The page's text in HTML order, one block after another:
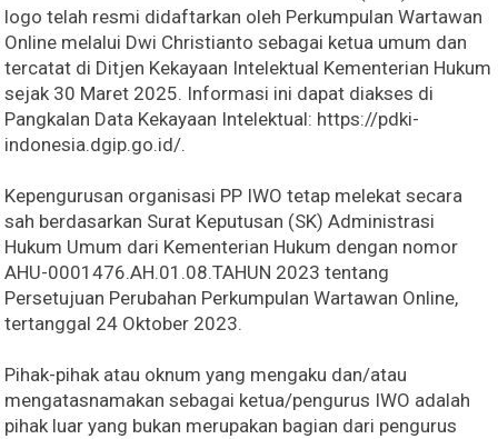
logo telah resmi didaftarkan oleh Perkumpulan Wartawan
Online melalui Dwi Christianto sebagai ketua umum dan
tercatat di Ditjen Kekayaan Intelektual Kementerian Hukum
sejak 30 Maret 2025. Informasi ini dapat diakses di
Pangkalan Data Kekayaan Intelektual: https://pdki-
indonesia.dgip.go.id/.
Kepengurusan organisasi PP IWO tetap melekat secara
sah berdasarkan Surat Keputusan (SK) Administrasi
Hukum Umum dari Kementerian Hukum dengan nomor
AHU-0001476.AH.01.08.TAHUN 2023 tentang
Persetujuan Perubahan Perkumpulan Wartawan Online,
tertanggal 24 Oktober 2023.
Pihak-pihak atau oknum yang mengaku dan/atau
mengatasnamakan sebagai ketua/pengurus IWO adalah
pihak luar yang bukan merupakan bagian dari pengurus